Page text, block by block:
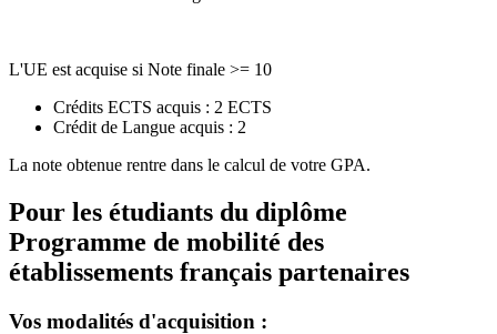
L'UE est acquise si Note finale >= 10
Crédits ECTS acquis : 2 ECTS
Crédit de Langue acquis : 2
La note obtenue rentre dans le calcul de votre GPA.
Pour les étudiants du diplôme
Programme de mobilité des
établissements français partenaires
Vos modalités d'acquisition :